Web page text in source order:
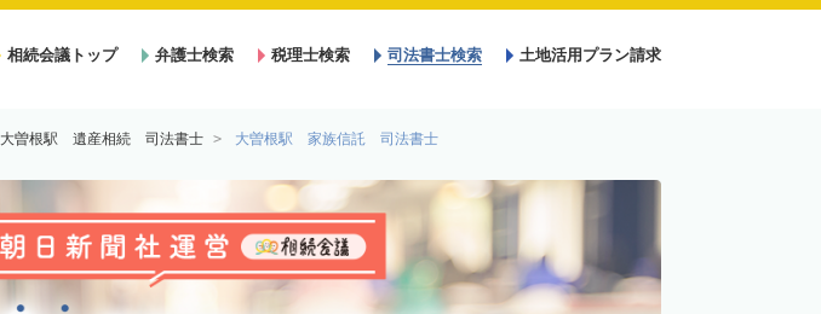
相続会議トップ 弁護士検索 税理士検索 司法書士検索 土地活用プラン請求
大曽根駅 遺産相続 司法書士 大曽根駅 家族信託 司法書士